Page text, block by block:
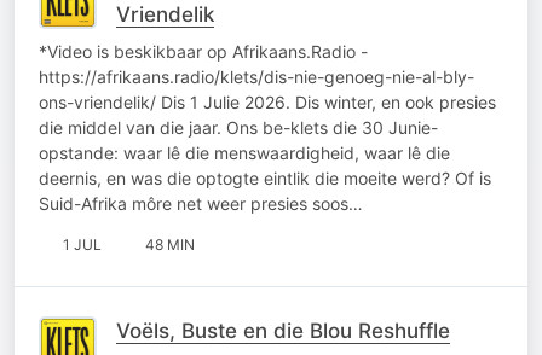
Vriendelik
*Video is beskikbaar op Afrikaans.Radio -
https://afrikaans.radio/klets/dis-nie-genoeg-nie-al-bly-
ons-vriendelik/ Dis 1 Julie 2026. Dis winter, en ook presies
die middel van die jaar. Ons be-klets die 30 Junie-
opstande: waar lê die menswaardigheid, waar lê die
deernis, en was die optogte eintlik die moeite werd? Of is
Suid-Afrika môre net weer presies soos…
1 JUL 48 MIN
Voëls, Buste en die Blou Reshuffle